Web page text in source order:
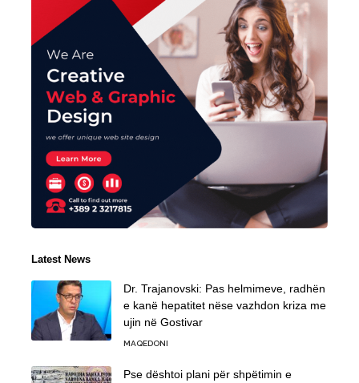
Latest News
Dr. Trajanovski: Pas helmimeve, radhën
e kanë hepatitet nëse vazhdon kriza me
ujin në Gostivar
MAQEDONI
Pse dështoi plani për shpëtimin e